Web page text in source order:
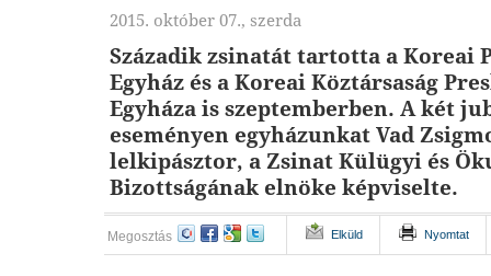
2015. október 07., szerda
Századik zsinatát tartotta a Koreai
Egyház és a Koreai Köztársaság
Egyháza is szeptemberben. A két
eseményen egyházunkat Vad
lelkipásztor, a Zsinat Külügyi és
Bizottságának elnöke képviselte.
Megosztás Elküld Nyomtat